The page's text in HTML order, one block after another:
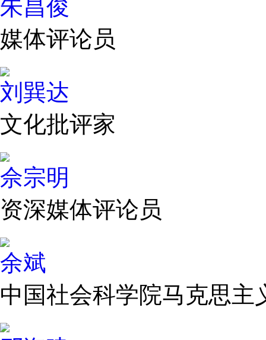
朱昌俊
媒体评论员
刘巽达
文化批评家
佘宗明
资深媒体评论员
余斌
中国社会科学院马克思主